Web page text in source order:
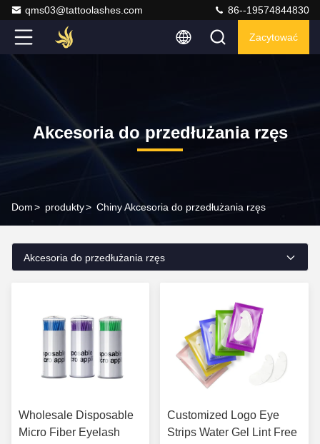
qms03@tattoolashes.com 86--19574844830
Zacytować
Akcesoria do przedłużania rzęs
Dom> produkty> Chiny Akcesoria do przedłużania rzęs
Akcesoria do przedłużania rzęs
Wholesale Disposable
Micro Fiber Eyelash
Customized Logo Eye
Strips Water Gel Lint Free